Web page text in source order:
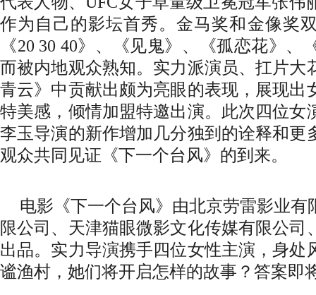
作为自己的影坛首秀。金马奖和金像奖
《20 30 40》、《见鬼》、《孤恋花》
而被内地观众熟知。实力派演员、扛片大
青云》中贡献出颇为亮眼的表现，展现出
特美感，倾情加盟特邀出演。此次四位女
李玉导演的新作增加几分独到的诠释和更
观众共同见证《下一个台风》的到来。
电影《下一个台风》由北京劳雷影业有
限公司、天津猫眼微影文化传媒有限公司
出品。实力导演携手四位女性主演，身处
谧渔村，她们将开启怎样的故事？答案即